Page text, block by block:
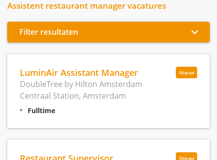
Assistent restaurant manager vacatures
Filter resultaten
Nieuw
LuminAir Assistant Manager
DoubleTree by Hilton Amsterdam
Centraal Station, Amsterdam
Fulltime
Nieuw